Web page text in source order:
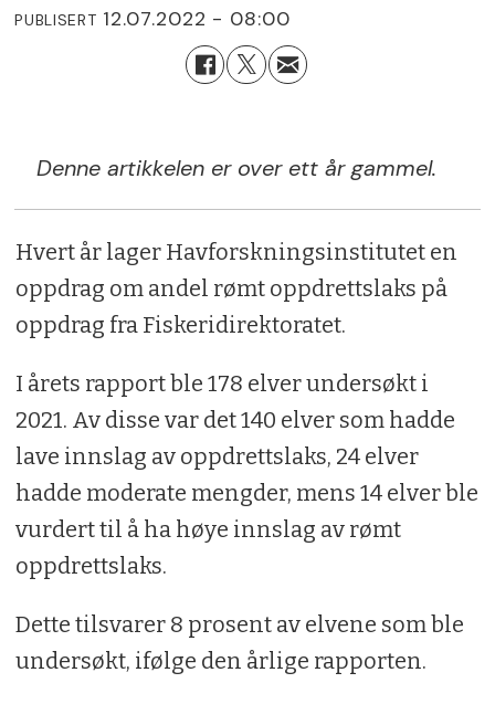
PUBLISERT 12.07.2022 - 08:00
Denne artikkelen er over ett år gammel.
Hvert år lager Havforskningsinstitutet en
oppdrag om andel rømt oppdrettslaks på
oppdrag fra Fiskeridirektoratet.
I årets rapport ble 178 elver undersøkt i
2021. Av disse var det 140 elver som hadde
lave innslag av oppdrettslaks, 24 elver
hadde moderate mengder, mens 14 elver ble
vurdert til å ha høye innslag av rømt
oppdrettslaks.
Dette tilsvarer 8 prosent av elvene som ble
undersøkt, ifølge den årlige rapporten.